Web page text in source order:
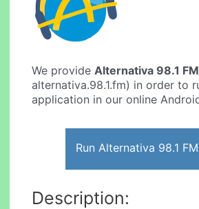
We provideAlternativa 98.1 FM
alternativa.98.1.fm) in order to
application in our online
Run Alternativa 98.1
Description: